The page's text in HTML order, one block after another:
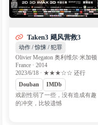
Taken3 飓风营救3
动作 / 惊悚 / 犯罪
Olivier Megaton 奥利维尔·米加顿
France · 2014
2023/6/18 · ★★★☆☆ 还行
Douban
IMDb
戏剧性弱了一些，没有造成有趣
的冲突，比较遗憾